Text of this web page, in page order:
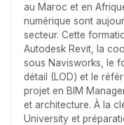
au Maroc et en
numérique sont
secteur. Cette
Autodesk Revit, la
sous Navisworks, le
détail (LOD) et le
projet en BIM
et architecture. À la
University et